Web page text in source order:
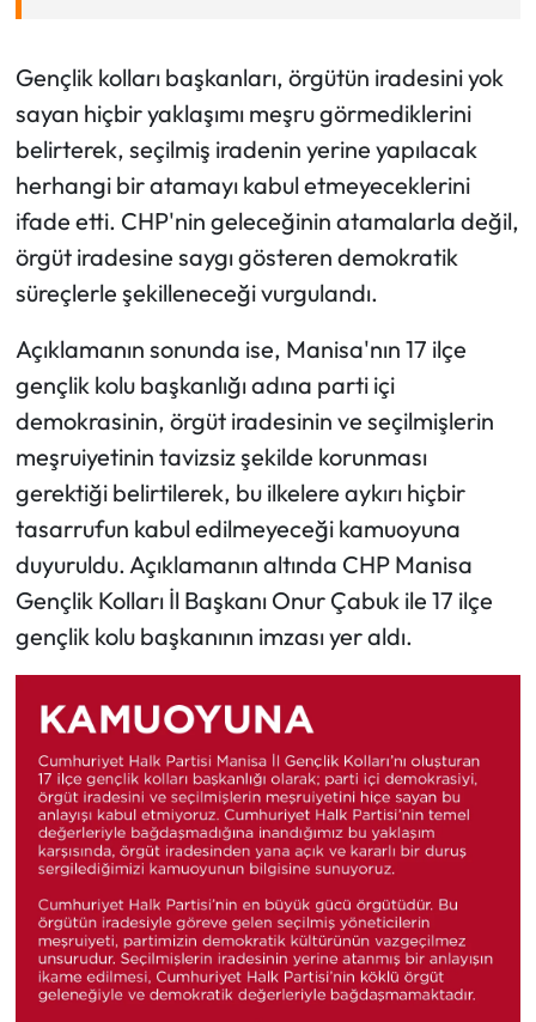
Gençlik kolları başkanları, örgütün iradesini yok
sayan hiçbir yaklaşımı meşru görmediklerini
belirterek, seçilmiş iradenin yerine yapılacak
herhangi bir atamayı kabul etmeyeceklerini
ifade etti. CHP'nin geleceğinin atamalarla değil,
örgüt iradesine saygı gösteren demokratik
süreçlerle şekilleneceği vurgulandı.
Açıklamanın sonunda ise, Manisa'nın 17 ilçe
gençlik kolu başkanlığı adına parti içi
demokrasinin, örgüt iradesinin ve seçilmişlerin
meşruiyetinin tavizsiz şekilde korunması
gerektiği belirtilerek, bu ilkelere aykırı hiçbir
tasarrufun kabul edilmeyeceği kamuoyuna
duyuruldu. Açıklamanın altında CHP Manisa
Gençlik Kolları İl Başkanı Onur Çabuk ile 17 ilçe
gençlik kolu başkanının imzası yer aldı.